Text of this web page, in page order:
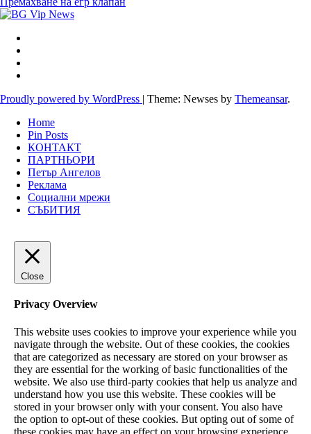
Proudly powered by WordPress | Theme: Newses by Themeansar.
Home
Pin Posts
КОНТАКТ
ПАРТНЬОРИ
Петър Ангелов
Реклама
Социални мрежи
СЪБИТИЯ
Close
Privacy Overview
This website uses cookies to improve your experience while you
navigate through the website. Out of these cookies, the cookies
that are categorized as necessary are stored on your browser as
they are essential for the working of basic functionalities of the
website. We also use third-party cookies that help us analyze and
understand how you use this website. These cookies will be
stored in your browser only with your consent. You also have
the option to opt-out of these cookies. But opting out of some of
these cookies may have an effect on your browsing experience.